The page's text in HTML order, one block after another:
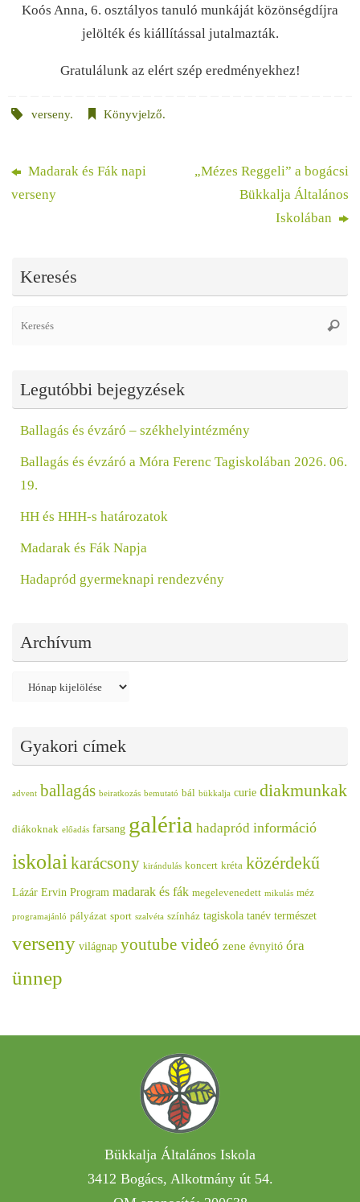
Koós Anna, 6. osztályos tanuló munkáját közönségdíjra
jelölték és kiállítással jutalmazták.
Gratulálunk az elért szép eredményekhez!
verseny. Könyvjelző.
Madarak és Fák napi
verseny
„Mézes Reggeli” a bogácsi
Bükkalja Általános
Iskolában
Keresés
Legutóbbi bejegyzések
Ballagás és évzáró – székhelyintézmény
Ballagás és évzáró a Móra Ferenc Tagiskolában 2026. 06.
19.
HH és HHH-s határozatok
Madarak és Fák Napja
Hadapród gyermeknapi rendezvény
Archívum
Archívum
Gyakori címek
advent ballagás beiratkozás bemutató bál bükkalja curie diakmunkak
diákoknak előadás farsang galéria hadapród információ
iskolai karácsony kirándulás koncert kréta közérdekű
Lázár Ervin Program madarak és fák megelevenedett mikulás méz
programajánló pályázat sport szalvéta színház tagiskola tanév természet
verseny világnap youtube videó zene évnyitó óra
ünnep
Bükkalja Általános Iskola
3412 Bogács, Alkotmány út 54.